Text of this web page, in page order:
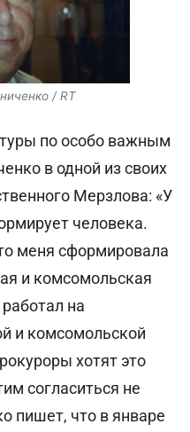
/ RT
по особо важным
в одной из своих
Мерзлова: «У
человека.
меня сформировала
и комсомольская
на
и комсомольской
хотят это
согласиться не
пишет, что в январе